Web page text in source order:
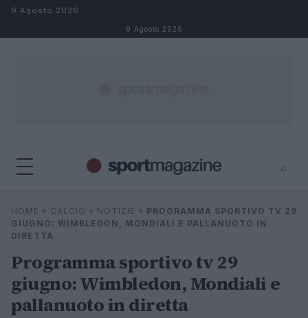
Salta al contenuto
9 Agosto 2026
9 Agosto 2026
⌕
Cerca
⌕ ×
HOME » CALCIO » NOTIZIE » PROGRAMMA SPORTIVO TV 29
GIUGNO: WIMBLEDON, MONDIALI E PALLANUOTO IN
DIRETTA
Programma sportivo tv 29
giugno: Wimbledon, Mondiali e
pallanuoto in diretta